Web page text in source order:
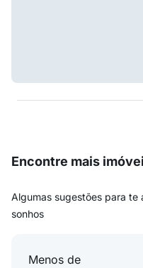
Encontre mais
Algumas sugestões para te
sonhos
Menos de